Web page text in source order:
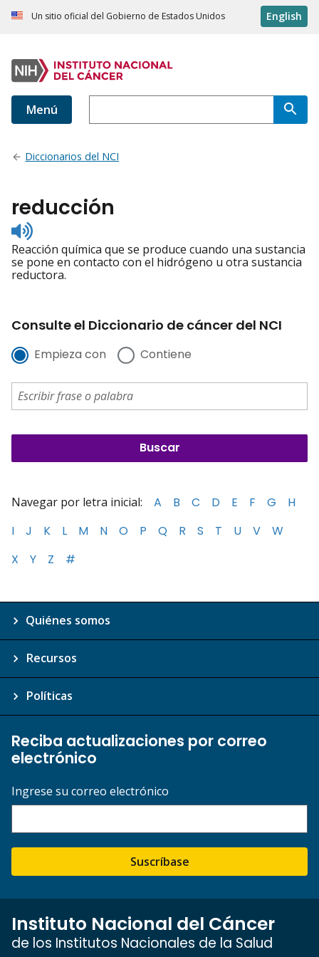
Un sitio oficial del Gobierno de Estados Unidos English
Menú
Diccionarios del NCI
reducción
Listen
to
pronunciation
Reacción química que se produce cuando una sustancia
se pone en contacto con el hidrógeno u otra sustancia
reductora.
Consulte el Diccionario de cáncer del NCI
Empieza con Contiene
Navegar por letra inicial: A B C D E F G
H
I
J K L M N O P Q R S T U V
W
X
Y Z #
Quiénes somos
Recursos
Políticas
Reciba actualizaciones por correo
electrónico
Ingrese su correo electrónico
Suscríbase
Instituto Nacional del Cáncer
de los Institutos Nacionales de la Salud